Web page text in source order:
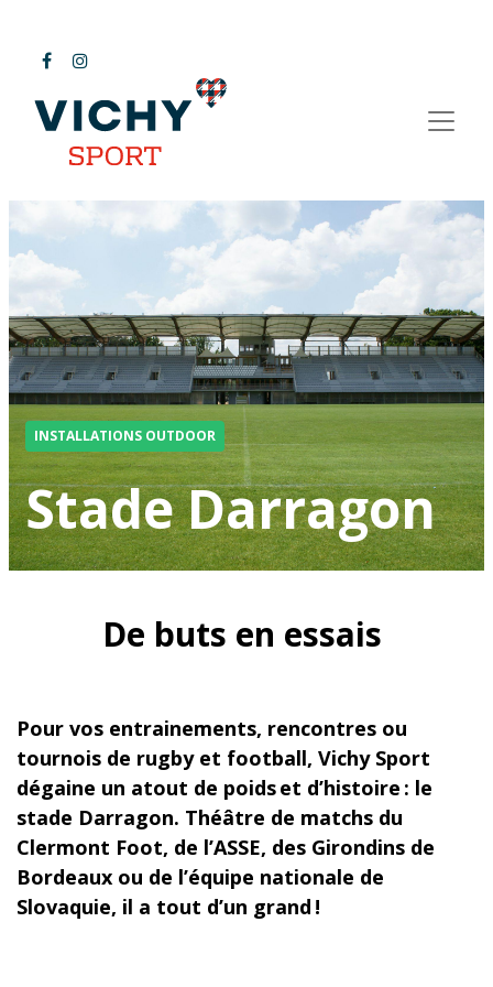
INSTALLATIONS OUTDOOR
Stade Darragon
De buts en essais
Pour vos entrainements, rencontres ou
tournois de rugby et football, Vichy Sport
dégaine un atout de poids et d’histoire : le
stade Darragon. Théâtre de matchs du
Clermont Foot, de l’ASSE, des Girondins de
Bordeaux ou de l’équipe nationale de
Slovaquie, il a tout d’un grand !